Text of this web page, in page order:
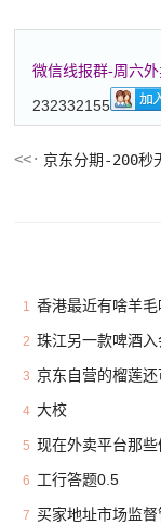
微信线报群-周六
232332155
京东分期-200秒
1 香港最近有啥羊毛
2 珠江另一款啤酒
3 京东自营的榴莲还
4 大校
5 现在外卖平台那
6 工行答题0.5
7 买家地址市场监